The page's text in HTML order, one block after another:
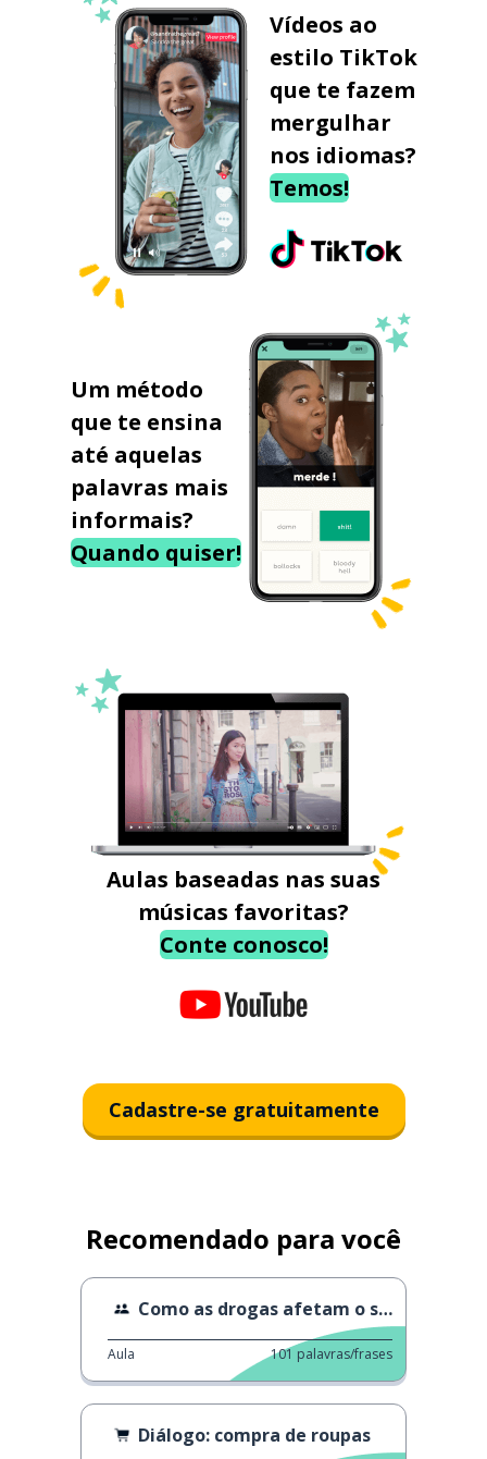
Vídeos ao
estilo TikTok
que te fazem
mergulhar
nos idiomas?
Temos!
Um método
que te ensina
até aquelas
palavras mais
informais?
Quando quiser!
Aulas baseadas nas suas
músicas favoritas?
Conte conosco!
Cadastre-se gratuitamente
Recomendado para você
Como as drogas afetam o seu corpo
Aula 101 palavras/frases
Diálogo: compra de roupas